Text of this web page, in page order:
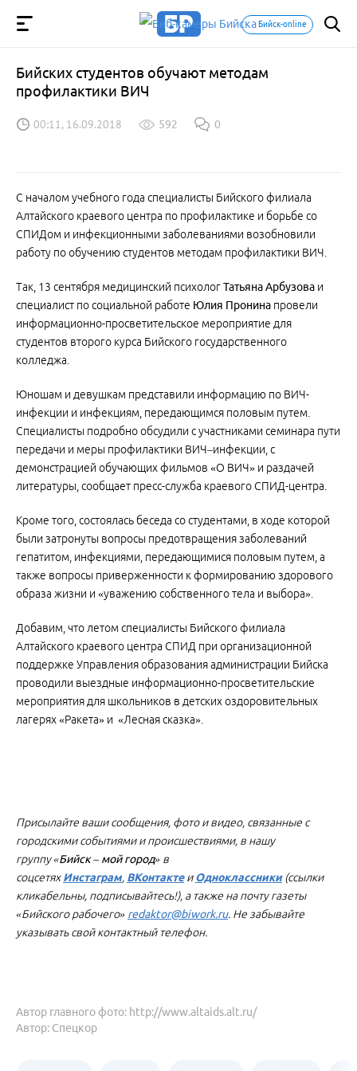
Бийск-online
Бийских студентов обучают методам
профилактики ВИЧ
00:11, 16.09.2018 592 0
С началом учебного года специалисты Бийского филиала
Алтайского краевого центра по профилактике и борьбе со
СПИДом и инфекционными заболеваниями возобновили
работу по обучению студентов методам профилактики ВИЧ.
Так, 13 сентября медицинский психологТатьяна Арбузова и
специалист по социальной работе Юлия Пронина провели
информационно-просветительское мероприятие для
студентов второго курса Бийского государственного
колледжа.
Юношам и девушкам представили информацию по ВИЧ-
инфекции и инфекциям, передающимся половым путем.
Специалисты подробно обсудили с участниками семинара пути
передачи и меры профилактики ВИЧ–инфекции, с
демонстрацией обучающих фильмов «О ВИЧ» и раздачей
литературы, сообщает пресс-служба краевого СПИД-центра.
Кроме того, состоялась беседа со студентами, в ходе которой
были затронуты вопросы предотвращения заболеваний
гепатитом, инфекциями, передающимися половым путем, а
также вопросы приверженности к формированию здорового
образа жизни и «уважению собственного тела и выбора».
Добавим, что летом специалисты Бийского филиала
Алтайского краевого центра СПИД при организационной
поддержке Управления образования администрации Бийска
проводили выездные информационно-просветительские
мероприятия для школьников в детских оздоровительных
лагерях «Ракета» и «Лесная сказка».
Присылайте ваши сообщения, фото и видео, связанные с
городскими событиями и происшествиями, в нашу
группу«Бийск – мой город» в
соцсетяхИнстаграм, ВКонтактеиОдноклассники(ссылки
кликабельны, подписывайтесь!), а также на почту газеты
«Бийского рабочего» redaktor@biwork.ru. Не забывайте
указывать свой контактный телефон.
Автор: Спецкор
Автор главного фото: http://www.altaids.alt.ru/